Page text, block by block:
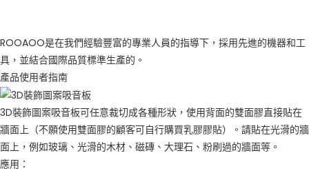
ROOAOO是在我們經驗豐富的專業人員的指導下，採用先進的機器和工
具，並結合國際品質標準生產的。
產品使用者指南
3D裝飾圖案吸音板可任意裁切成各種形狀，使用背面的雙面膠直接貼在
牆面上（不願使用雙面膠的顧客可自行購買乳膠膠貼）。請貼在光滑的牆
面上，例如玻璃、光滑的木材、磁磚、大理石、粉刷過的牆面等。
應用：